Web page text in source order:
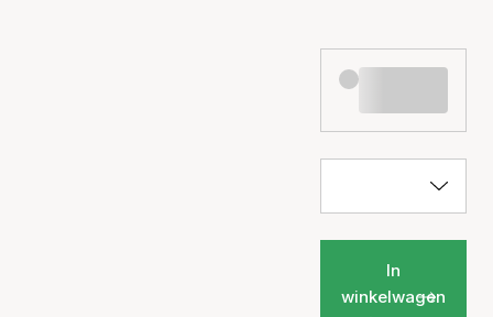
In
winkelwagen